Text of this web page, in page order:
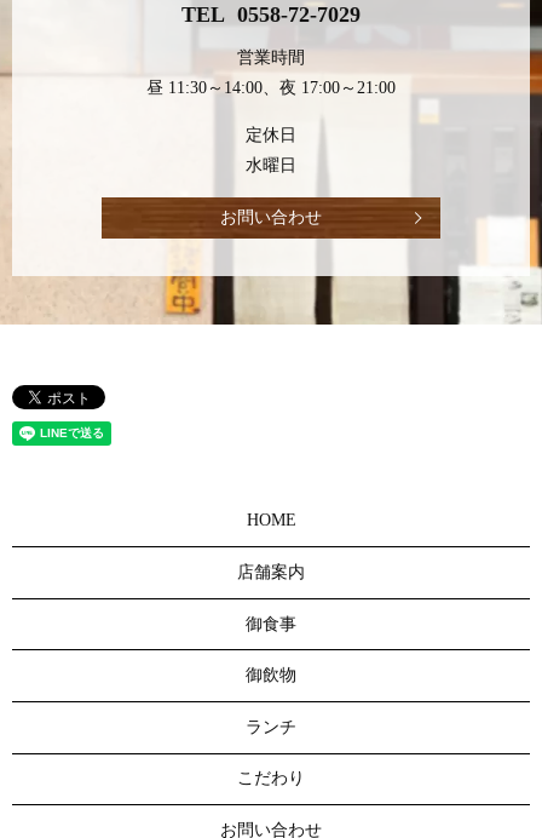
TEL 0558-72-7029
営業時間
昼 11:30～14:00、夜 17:00～21:00
定休日
水曜日
お問い合わせ
HOME
店舗案内
御食事
御飲物
ランチ
こだわり
お問い合わせ